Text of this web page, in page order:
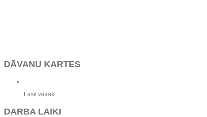
DĀVANU KARTES
Lasīt vairāk
DARBA LAIKI